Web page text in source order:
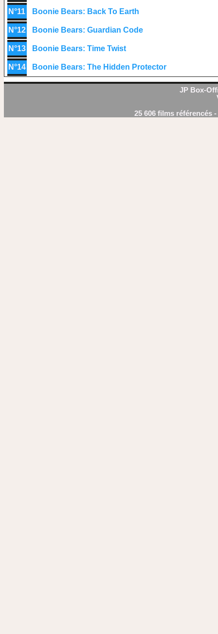
N°11 Boonie Bears: Back To Earth
N°12 Boonie Bears: Guardian Code
N°13 Boonie Bears: Time Twist
N°14 Boonie Bears: The Hidden Protector
JP Box-
25 606 films référencés